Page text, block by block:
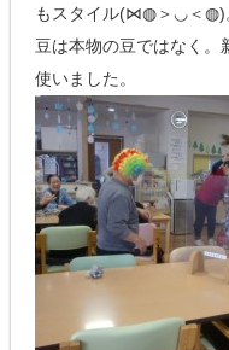
もスタイル(⋈◍＞◡＜
豆は本物の豆ではなく。
使いました。